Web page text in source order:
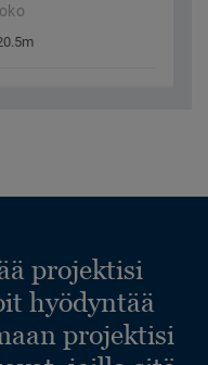
projektisi
hyödyntää
projektisi